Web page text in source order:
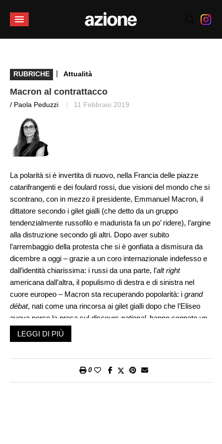
RUBRICHE | Attualità
Macron al contrattacco
/ Paola Peduzzi 11 Febbraio 2019
La polarità si è invertita di nuovo, nella Francia delle piazze
catarifrangenti e dei foulard rossi, due visioni del mondo che si
scontrano, con in mezzo il presidente, Emmanuel Macron, il
dittatore secondo i gilet gialli (che detto da un gruppo
tendenzialmente russofilo e madurista fa un po’ ridere), l’argine
alla distruzione secondo gli altri. Dopo aver subito
l’arrembaggio della protesta che si è gonfiata a dismisura da
dicembre a oggi – grazie a un coro internazionale indefesso e
dall’identità chiarissima: i russi da una parte, l’alt right
americana dall’altra, il populismo di destra e di sinistra nel
cuore europeo – Macron sta recuperando popolarità: i grand
débat, nati come una rincorsa ai gilet gialli dopo che l’Eliseo
aveva perso la presa sul discours national, hanno segnato un
cambiamento importante. In questi incontri con i cittadini,
Macron dà il meglio di sé, ha ritrovato la grinta da candidato
dalla sua la forza della ragionevolezza, che di questi tempi è
LEGGI DI PIÙ
0